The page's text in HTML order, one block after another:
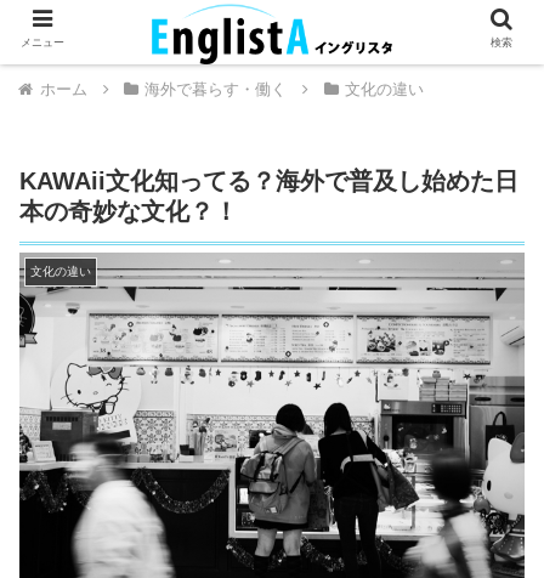
英語が話せるとちょっとハッピー。
ホーム 海外で暮らす・働く 文化の違い
KAWAii文化知ってる？海外で普及し始めた日
本の奇妙な文化？！
文化の違い
メニュー 検索